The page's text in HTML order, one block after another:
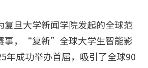
旦大学新闻学院发起的全球范
事，“复新”全球大学生智能影
年成功举办首届，吸引了全球90